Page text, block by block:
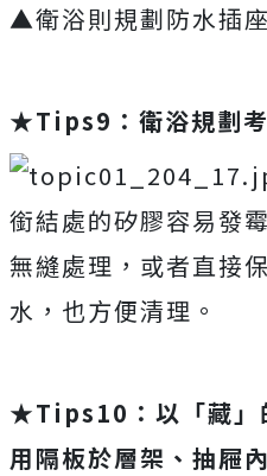
▲衛浴則規劃防水插座
★Tips9：衛浴規劃
銜結處的矽膠容易發
無縫處理，或者直接
水，也方便清理。
★Tips10：以「藏」
用隔板於層架、抽屜